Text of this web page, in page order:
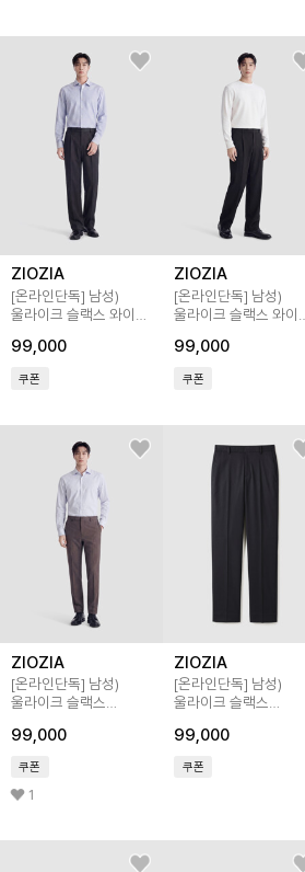
ZIOZIA
[온라인단독] 남성)
울라이크 슬랙스 와이드
99,000
쿠폰
ZIOZIA
[온라인단독] 남성)
울라이크 슬랙스 와이드
99,000
쿠폰
ZIOZIA
[온라인단독] 남성)
울라이크 슬랙스
99,000
쿠폰
1
ZIOZIA
[온라인단독] 남성)
울라이크 슬랙스
99,000
쿠폰